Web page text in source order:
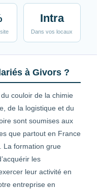
Intra
Dans vos locaux
à Givors ?
couloir de la chimie
de la logistique et du
sont soumises aux
que partout en France
La formation grue
les
leur activité en
entreprise en